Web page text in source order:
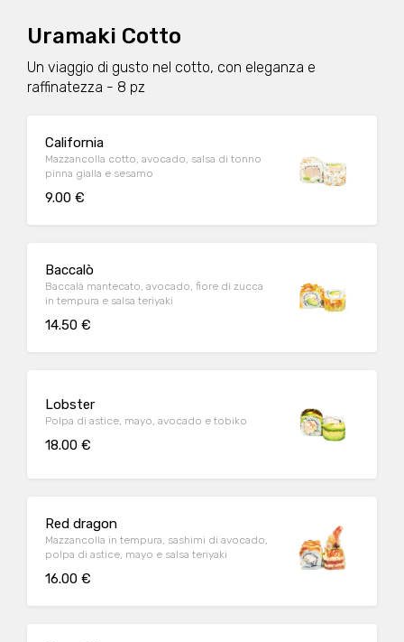
Uramaki Cotto
Un viaggio di gusto nel cotto, con eleganza e
raffinatezza - 8 pz
California
Mazzancolla cotto, avocado, salsa di tonno
pinna gialla e sesamo
9.00 €
Baccalò
Baccalà mantecato, avocado, fiore di zucca
in tempura e salsa teriyaki
14.50 €
Lobster
Polpa di astice, mayo, avocado e tobiko
18.00 €
Red dragon
Mazzancolla in tempura, sashimi di avocado,
polpa di astice, mayo e salsa teriyaki
16.00 €